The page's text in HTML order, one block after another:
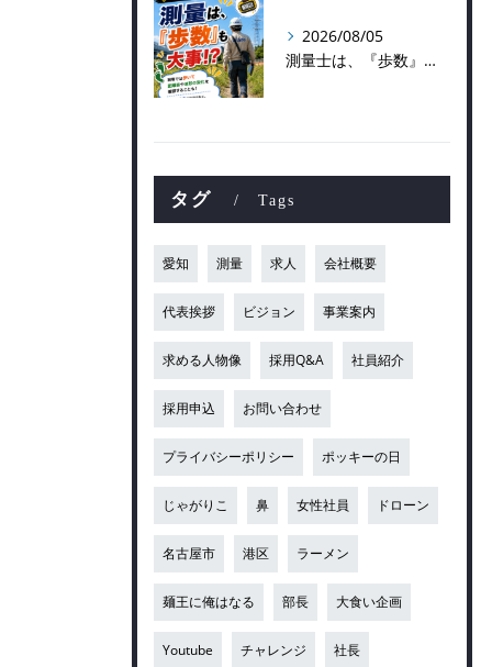
2026/08/05
測量士は、『歩数』も大事！？
タグ Tags
愛知 測量 求人 会社概要
代表挨拶 ビジョン 事業案内
求める人物像 採用Q&A 社員紹介
採用申込 お問い合わせ
プライバシーポリシー ポッキーの日
じゃがりこ 鼻 女性社員 ドローン
名古屋市 港区 ラーメン
麺王に俺はなる 部長 大食い企画
Youtube チャレンジ 社長